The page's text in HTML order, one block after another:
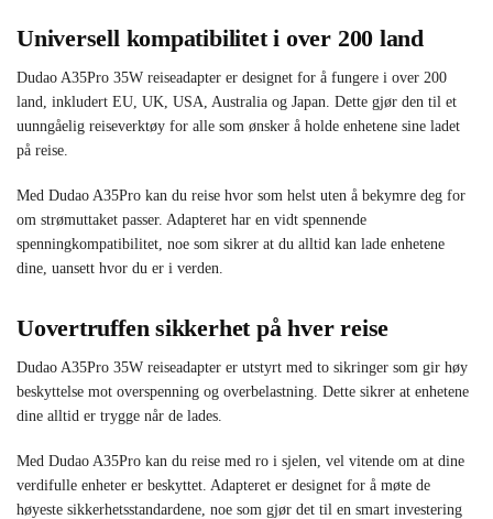
Universell kompatibilitet i over 200 land
Dudao A35Pro 35W reiseadapter er designet for å fungere i over 200
land, inkludert EU, UK, USA, Australia og Japan. Dette gjør den til et
uunngåelig reiseverktøy for alle som ønsker å holde enhetene sine ladet
på reise.
Med Dudao A35Pro kan du reise hvor som helst uten å bekymre deg for
om strømuttaket passer. Adapteret har en vidt spennende
spenningkompatibilitet, noe som sikrer at du alltid kan lade enhetene
dine, uansett hvor du er i verden.
Uovertruffen sikkerhet på hver reise
Dudao A35Pro 35W reiseadapter er utstyrt med to sikringer som gir høy
beskyttelse mot overspenning og overbelastning. Dette sikrer at enhetene
dine alltid er trygge når de lades.
Med Dudao A35Pro kan du reise med ro i sjelen, vel vitende om at dine
verdifulle enheter er beskyttet. Adapteret er designet for å møte de
høyeste sikkerhetsstandardene, noe som gjør det til en smart investering